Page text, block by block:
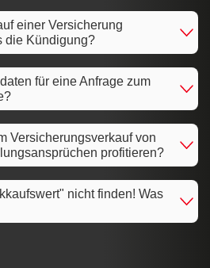
einer Versicherung
die Kündigung?
für eine Anfrage zum
Versicherungsverkauf von
profitieren?
nicht finden! Was